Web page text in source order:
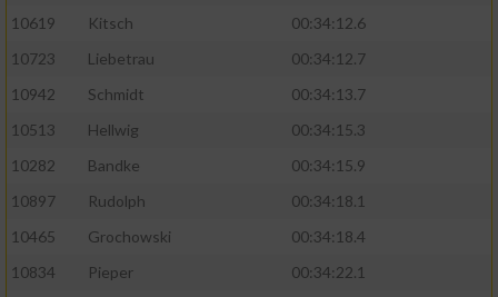
10619
Kitsch
00:34:12.6
10723
Liebetrau
00:34:12.7
10942
Schmidt
00:34:13.7
10513
Hellwig
00:34:15.3
10282
Bandke
00:34:15.9
10897
Rudolph
00:34:18.1
10465
Grochowski
00:34:18.4
10834
Pieper
00:34:22.1